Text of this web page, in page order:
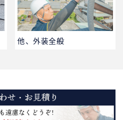
他、外装全般